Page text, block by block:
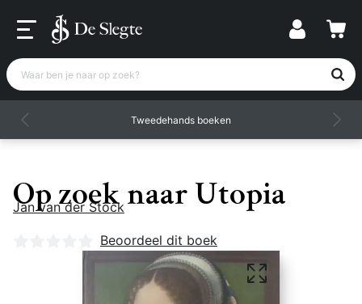
Waar ben je naar op zoek?
Tweedehands boeken
Op zoek naar Utopia
Jan van der Stock
Nog geen beoordelingen
Beoordeel dit boek